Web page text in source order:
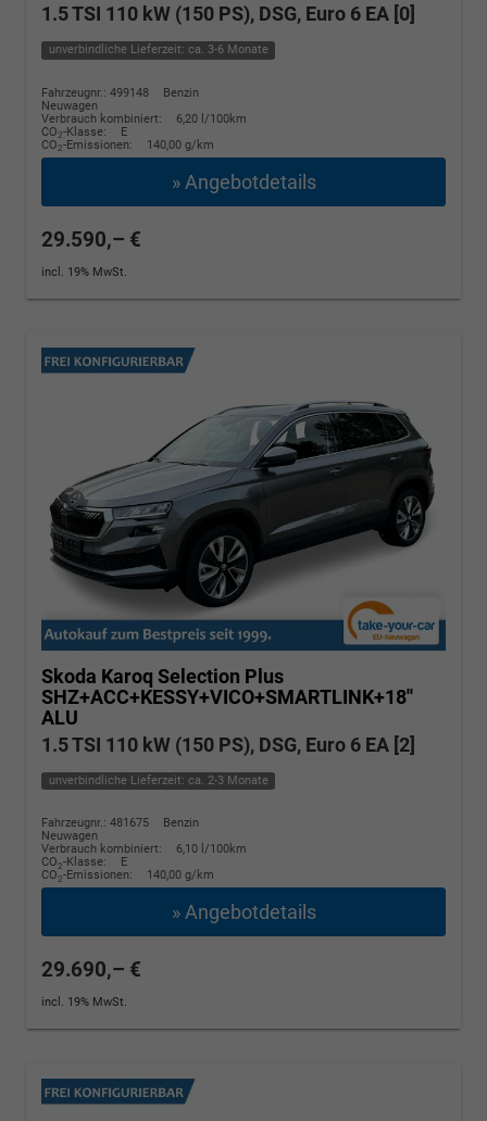
1.5 TSI 110 kW (150 PS), DSG, Euro 6 EA [0]
unverbindliche Lieferzeit: ca. 3-6 Monate
Fahrzeugnr.: 499148
Benzin
Neuwagen
Verbrauch kombiniert:
6,20 l/100km
CO2-Klasse:
E
CO2-Emissionen: 140,00 g/km
» Angebotdetails
29.590,– €
incl. 19% MwSt.
Skoda Karoq Selection Plus
SHZ+ACC+KESSY+VICO+SMARTLINK+18''
ALU
1.5 TSI 110 kW (150 PS), DSG, Euro 6 EA [2]
unverbindliche Lieferzeit: ca. 2-3 Monate
Fahrzeugnr.: 481675
Benzin
Neuwagen
Verbrauch kombiniert:
6,10 l/100km
CO2-Klasse:
E
CO2-Emissionen: 140,00 g/km
» Angebotdetails
29.690,– €
incl. 19% MwSt.